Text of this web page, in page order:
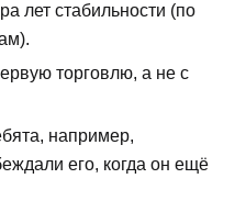
лет стабильности (по
торговлю, а не с
например,
его, когда он ещё